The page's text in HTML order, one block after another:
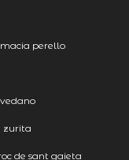
perello
zurita
de sant gaieta